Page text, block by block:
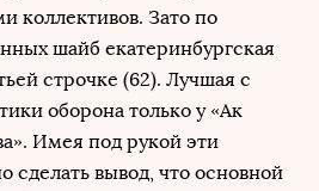
коллективов. Зато по
шайб екатеринбургская
строчке (62). Лучшая с
оборона только у «Ак
Имея под рукой эти
сделать вывод, что основной